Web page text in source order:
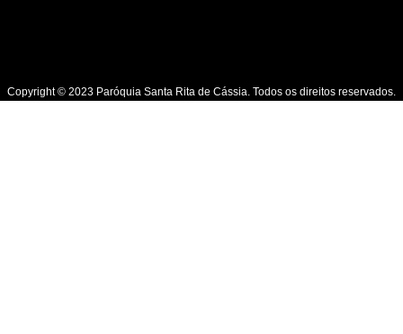
Copyright © 2023 Paróquia Santa Rita de Cássia. Todos os direitos reservados.